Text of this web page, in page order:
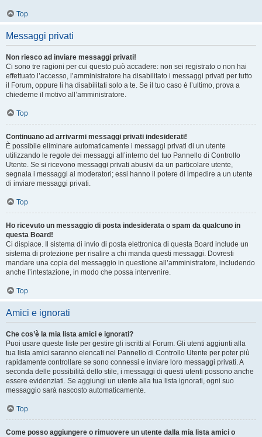
Top
Messaggi privati
Non riesco ad inviare messaggi privati!
Ci sono tre ragioni per cui questo può accadere: non sei registrato o non hai
effettuato l’accesso, l’amministratore ha disabilitato i messaggi privati per tutto
il Forum, oppure li ha disabilitati solo a te. Se il tuo caso è l’ultimo, prova a
chiederne il motivo all’amministratore.
Top
Continuano ad arrivarmi messaggi privati indesiderati!
È possibile eliminare automaticamente i messaggi privati ​​di un utente
utilizzando le regole dei messaggi all’interno del tuo Pannello di Controllo
Utente. Se si ricevono messaggi privati ​​abusivi da un particolare utente,
segnala i messaggi ai moderatori; essi hanno il potere di impedire a un utente
di inviare messaggi privati​​.
Top
Ho ricevuto un messaggio di posta indesiderata o spam da qualcuno in
questa Board!
Ci dispiace. Il sistema di invio di posta elettronica di questa Board include un
sistema di protezione per risalire a chi manda questi messaggi. Dovresti
mandare una copia del messaggio in questione all’amministratore, includendo
anche l’intestazione, in modo che possa intervenire.
Top
Amici e ignorati
Che cos’è la mia lista amici e ignorati?
Puoi usare queste liste per gestire gli iscritti al Forum. Gli utenti aggiunti alla
tua lista amici saranno elencati nel Pannello di Controllo Utente per poter più
rapidamente controllare se sono connessi e inviare loro messaggi privati. A
seconda delle possibilità dello stile, i messaggi di questi utenti possono anche
essere evidenziati. Se aggiungi un utente alla tua lista ignorati, ogni suo
messaggio sarà nascosto automaticamente.
Top
Come posso aggiungere o rimuovere un utente dalla mia lista amici o